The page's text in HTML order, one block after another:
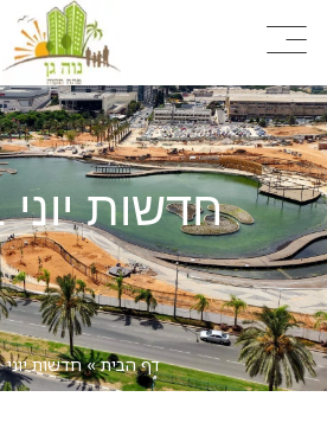
חדשות יוני 2021
דף הבית»חדשות יוני 2021